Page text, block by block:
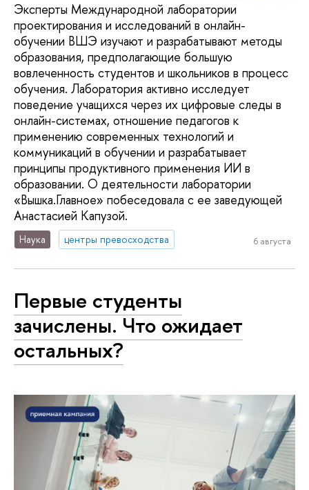
Эксперты Международной лаборатории
проектирования и исследований в онлайн-
обучении ВШЭ изучают и разрабатывают методы
образования, предполагающие большую
вовлеченность студентов и школьников в процесс
обучения. Лаборатория активно исследует
поведение учащихся через их цифровые следы в
онлайн-системах, отношение педагогов к
применению современных технологий и
коммуникаций в обучении и разрабатывает
принципы продуктивного применения ИИ в
образовании. О деятельности лаборатории
«Вышка.Главное» побеседовала с ее заведующей
Анастасией Капузой.
Наука центры превосходства 6 августа
Первые студенты
зачислены. Что ожидает
остальных?